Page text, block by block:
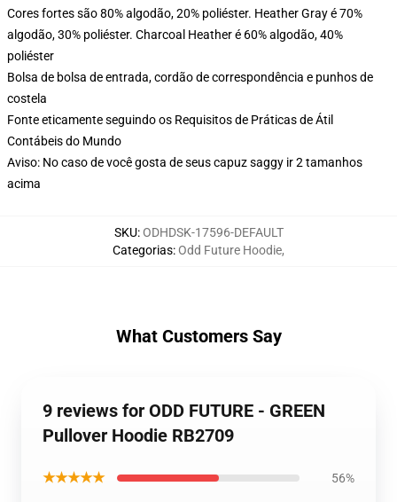
Cores fortes são 80% algodão, 20% poliéster. Heather Gray é 70%
algodão, 30% poliéster. Charcoal Heather é 60% algodão, 40%
poliéster
Bolsa de bolsa de entrada, cordão de correspondência e punhos de
costela
Fonte eticamente seguindo os Requisitos de Práticas de Átil
Contábeis do Mundo
Aviso: No caso de você gosta de seus capuz saggy ir 2 tamanhos
acima
SKU:ODHDSK-17596-DEFAULT
Categorias:Odd Future Hoodie,
What Customers Say
9 reviews for ODD FUTURE - GREEN
Pullover Hoodie RB2709
★★★★★ 56%